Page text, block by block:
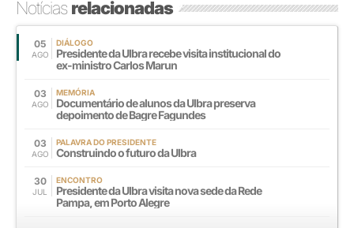
Notíciasrelacionadas
05
AGO
DIÁLOGO
Presidente da Ulbra recebe visita institucional do
ex-ministro Carlos Marun
03
AGO
MEMÓRIA
Documentário de alunos da Ulbra preserva
depoimento de Bagre Fagundes
03
AGO
PALAVRA DO PRESIDENTE
Construindo o futuro da Ulbra
30
JUL
ENCONTRO
Presidente da Ulbra visita nova sede da Rede
Pampa, em Porto Alegre